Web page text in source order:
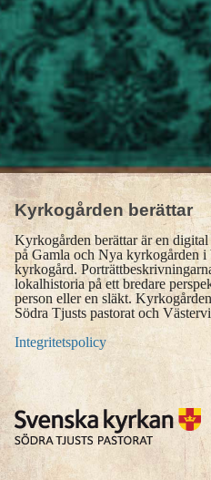
Kyrkogården berättar
Kyrkogården berättar är en
på Gamla och Nya kyrkogården
kyrkogård.
lokalhistoria på ett bredare
person eller en släkt.
Södra Tjusts pastorat och
Integritetspolicy